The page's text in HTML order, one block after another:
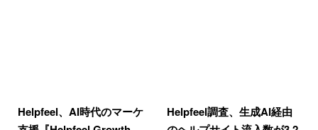
Helpfeel、AI時代のマーケ
Helpfeel調査、生成AI経由